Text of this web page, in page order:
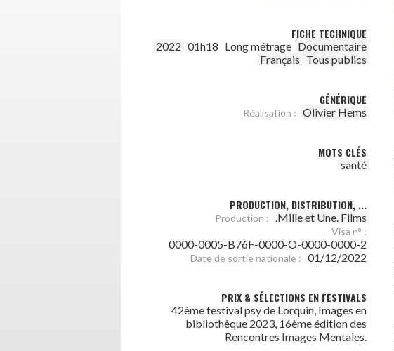
FICHE TECHNIQUE
2022 01h18 Long métrage Documentaire
Français Tous publics
GÉNÉRIQUE
Réalisation : Olivier Hems
MOTS CLÉS
santé
PRODUCTION, DISTRIBUTION, ...
Production : .Mille et Une. Films
Visa n° :
0000-0005-B76F-0000-O-0000-0000-2
Date de sortie nationale : 01/12/2022
PRIX & SÉLECTIONS EN FESTIVALS
42ème festival psy de Lorquin, Images en
bibliothèque 2023, 16ème édition des
Rencontres Images Mentales.